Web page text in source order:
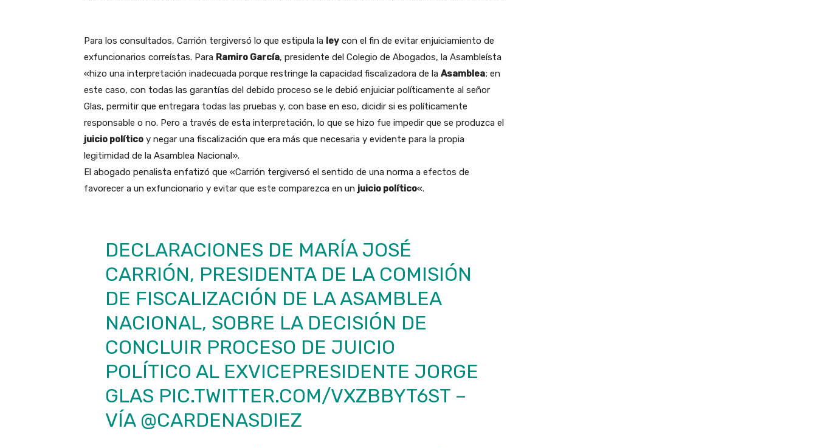
Para los consultados, Carrión tergiversó lo que estipula la ley con el fin de evitar enjuiciamiento de
exfuncionarios correístas. Para Ramiro García, presidente del Colegio de Abogados, la Asambleísta
«hizo una interpretación inadecuada porque restringe la capacidad fiscalizadora de la Asamblea; en
este caso, con todas las garantías del debido proceso se le debió enjuiciar políticamente al señor
Glas, permitir que entregara todas las pruebas y, con base en eso, dicidir si es políticamente
responsable o no. Pero a través de esta interpretación, lo que se hizo fue impedir que se produzca el
juicio político y negar una fiscalización que era más que necesaria y evidente para la propia
legitimidad de la Asamblea Nacional».
El abogado penalista enfatizó que «Carrión tergiversó el sentido de una norma a efectos de
favorecer a un exfuncionario y evitar que este comparezca en un juicio político«.
DECLARACIONES DE MARÍA JOSÉ
CARRIÓN, PRESIDENTA DE LA COMISIÓN
DE FISCALIZACIÓN DE LA ASAMBLEA
NACIONAL, SOBRE LA DECISIÓN DE
CONCLUIR PROCESO DE JUICIO
POLÍTICO AL EXVICEPRESIDENTE JORGE
GLAS PIC.TWITTER.COM/VXZBBYT6ST–
VÍA @CARDENASDIEZ